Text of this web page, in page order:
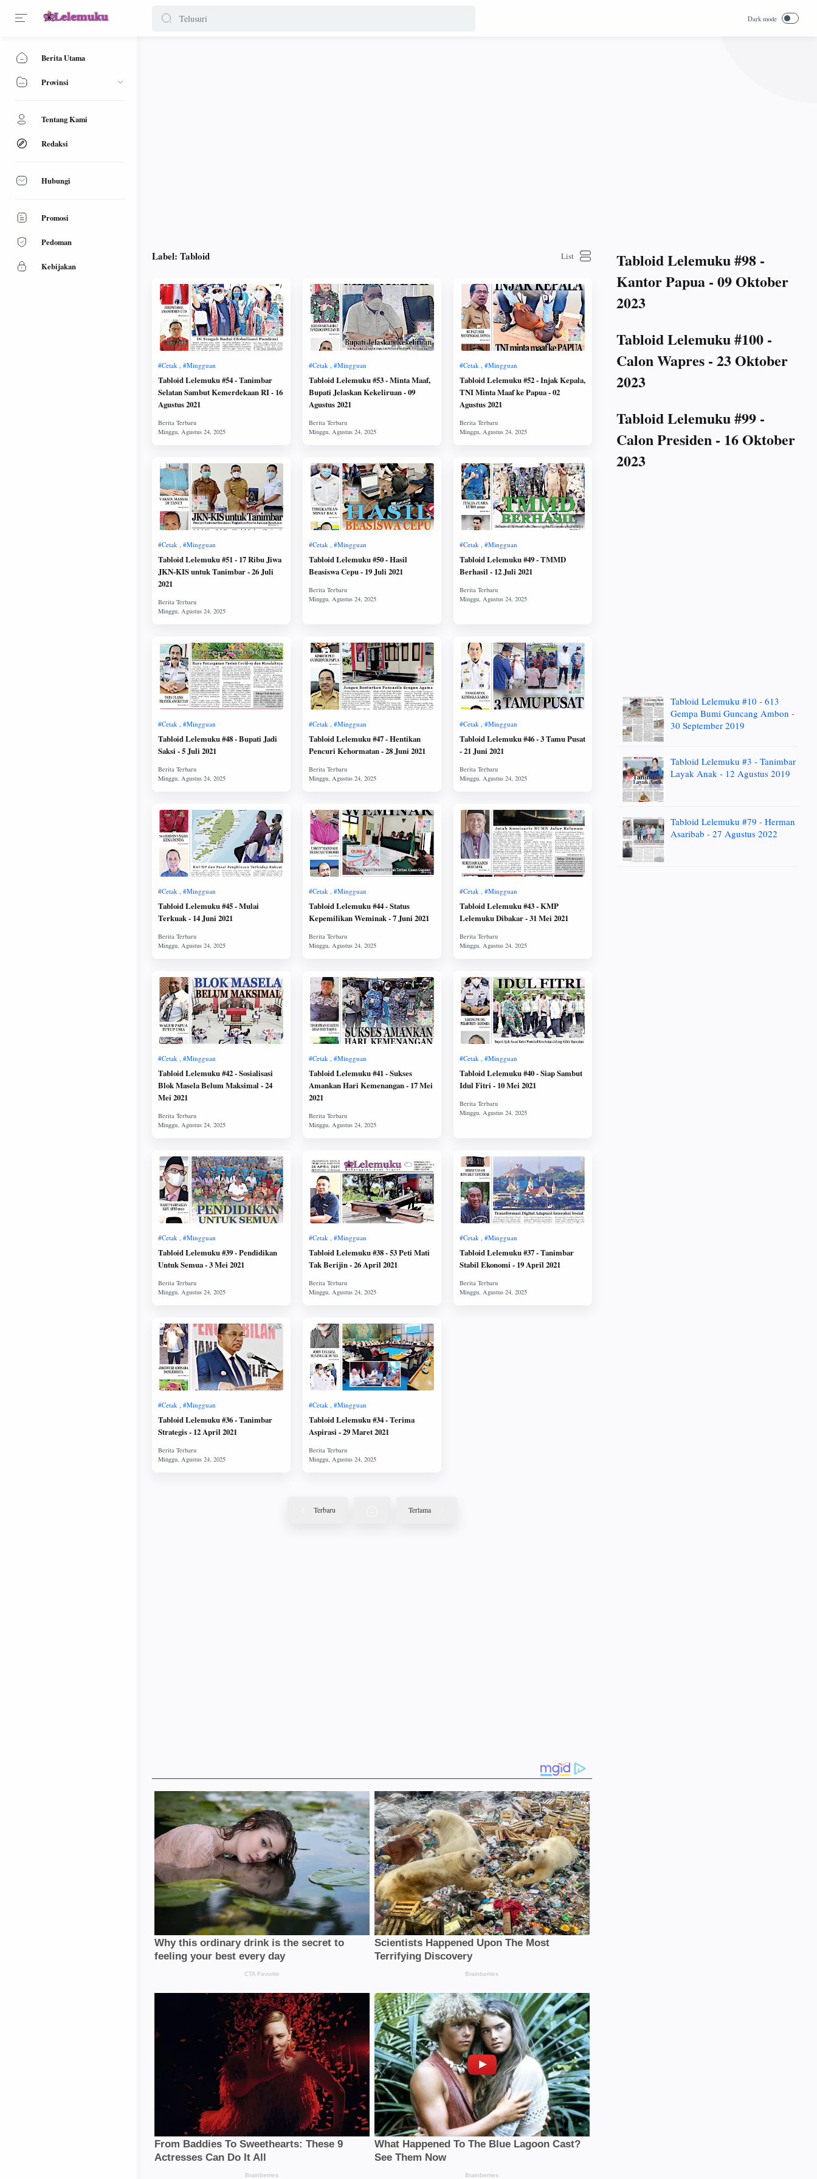
Label: Tabloid
Tabloid Lelemuku #54 - Tanimbar
Selatan Sambut Kemerdekaan RI - 16
Agustus 2021
Tabloid Lelemuku #53 - Minta Maaf,
Bupati Jelaskan Kekeliruan - 09
Agustus 2021
Tabloid Lelemuku #52 - Injak Kepala,
TNI Minta Maaf ke Papua - 02
Agustus 2021
Tabloid Lelemuku #51 - 17 Ribu Jiwa
JKN-KIS untuk Tanimbar - 26 Juli
2021
Tabloid Lelemuku #50 - Hasil
Beasiswa Cepu - 19 Juli 2021
Tabloid Lelemuku #49 - TMMD
Berhasil - 12 Juli 2021
Tabloid Lelemuku #48 - Bupati Jadi
Saksi - 5 Juli 2021
Tabloid Lelemuku #47 - Hentikan
Pencuri Kehormatan - 28 Juni 2021
Tabloid Lelemuku #46 - 3 Tamu Pusat
- 21 Juni 2021
Tabloid Lelemuku #45 - Mulai
Terkuak - 14 Juni 2021
Tabloid Lelemuku #44 - Status
Kepemilikan Weminak - 7 Juni 2021
Tabloid Lelemuku #43 - KMP
Lelemuku Dibakar - 31 Mei 2021
Tabloid Lelemuku #42 - Sosialisasi
Blok Masela Belum Maksimal - 24
Mei 2021
Tabloid Lelemuku #41 - Sukses
Amankan Hari Kemenangan - 17 Mei
2021
Tabloid Lelemuku #40 - Siap Sambut
Idul Fitri - 10 Mei 2021
Tabloid Lelemuku #39 - Pendidikan
Untuk Semua - 3 Mei 2021
Tabloid Lelemuku #38 - 53 Peti Mati
Tak Berijin - 26 April 2021
Tabloid Lelemuku #37 - Tanimbar
Stabil Ekonomi - 19 April 2021
Tabloid Lelemuku #36 - Tanimbar
Strategis - 12 April 2021
Tabloid Lelemuku #34 - Terima
Aspirasi - 29 Maret 2021
Terbaru Terlama
Tabloid Lelemuku #98 -
Kantor Papua - 09 Oktober
2023
Tabloid Lelemuku #100 -
Calon Wapres - 23 Oktober
2023
Tabloid Lelemuku #99 -
Calon Presiden - 16 Oktober
2023
Tabloid Lelemuku #10 - 613
Gempa Bumi Guncang Ambon -
30 September 2019
Tabloid Lelemuku #3 - Tanimbar
Layak Anak - 12 Agustus 2019
Tabloid Lelemuku #79 - Herman
Asaribab - 27 Agustus 2022
Berita Utama
Provinsi
Tentang Kami
Redaksi
Hubungi
Promosi
Pedoman
Kebijakan